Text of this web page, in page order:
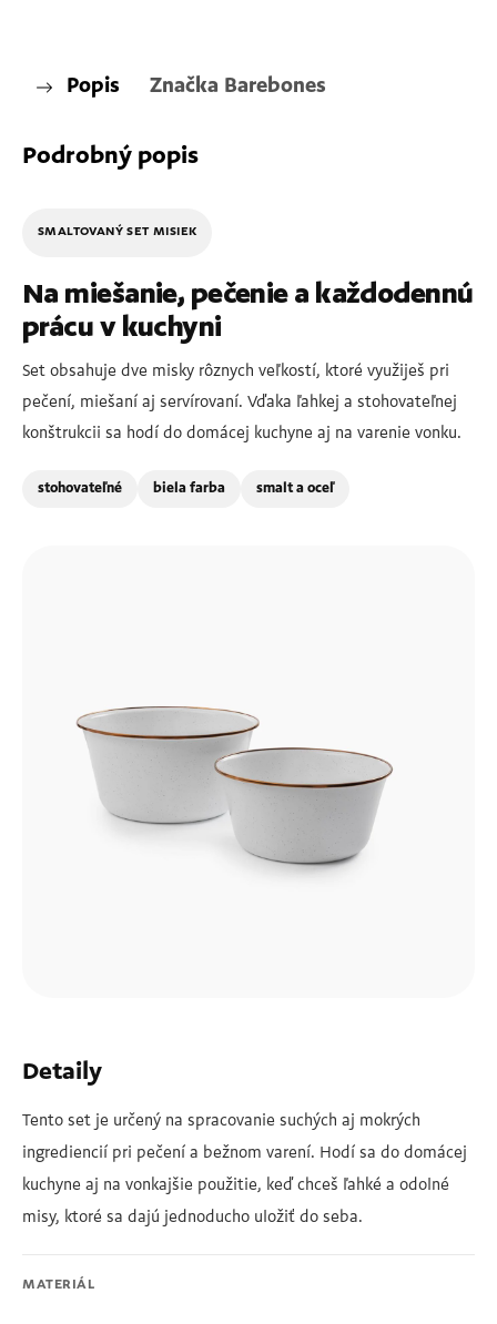
Popis Značka Barebones
Podrobný popis
SMALTOVANÝ SET MISIEK
Na miešanie, pečenie a každodennú
prácu v kuchyni
Set obsahuje dve misky rôznych veľkostí, ktoré využiješ pri
pečení, miešaní aj servírovaní. Vďaka ľahkej a stohovateľnej
konštrukcii sa hodí do domácej kuchyne aj na varenie vonku.
stohovateľné biela farba smalt a oceľ
Detaily
Tento set je určený na spracovanie suchých aj mokrých
ingrediencií pri pečení a bežnom varení. Hodí sa do domácej
kuchyne aj na vonkajšie použitie, keď chceš ľahké a odolné
misy, ktoré sa dajú jednoducho uložiť do seba.
MATERIÁL